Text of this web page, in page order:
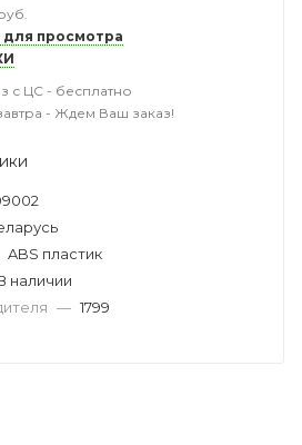
просмотра
с ЦС - бесплатно
- Ждем Ваш заказ!
ABS пластик
наличии
— 1799